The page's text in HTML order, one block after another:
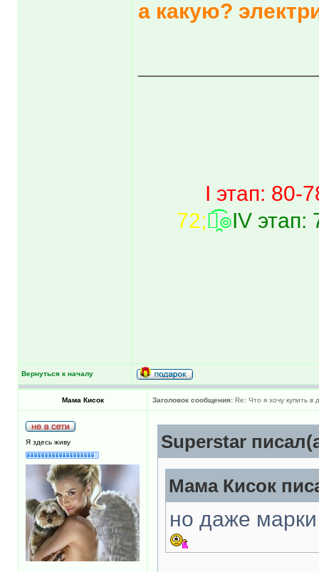
а какую?
I этап: 80-
72;๏̯͡๏IV этап:
Вернуться к началу
Мама Кисок Заголовок сообщения: Re: Что я хочу купить
Я здесь живу Superstar
Мама Кисок
но даже марки